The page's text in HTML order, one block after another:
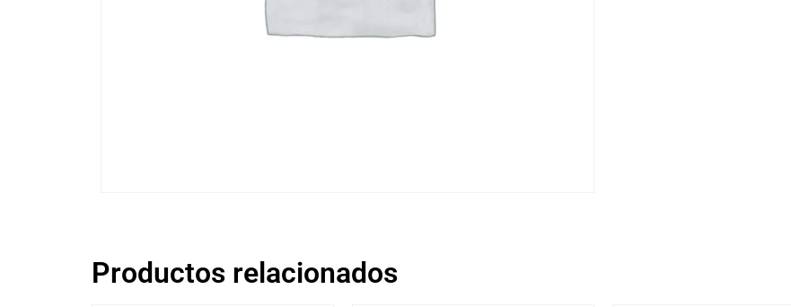
Productos relacionados